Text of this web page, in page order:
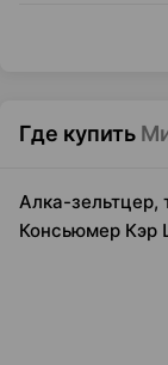
Где купить
Алка-зельтцер,
Консьюмер Кэр